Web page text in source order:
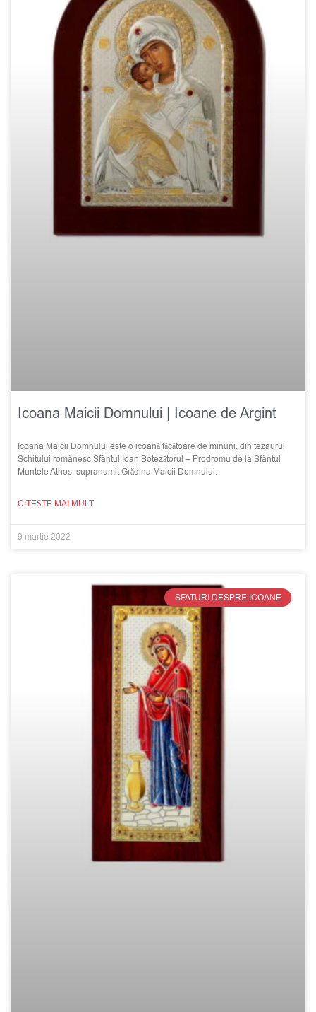
Icoana Maicii Domnului | Icoane de Argint
Icoana Maicii Domnului este o icoană făcătoare de minuni, din tezaurul
Schitului românesc Sfântul Ioan Botezătorul – Prodromu de la Sfântul
Muntele Athos, supranumit Grădina Maicii Domnului.
CITEȘTE MAI MULT
9 martie 2022
SFATURI DESPRE ICOANE